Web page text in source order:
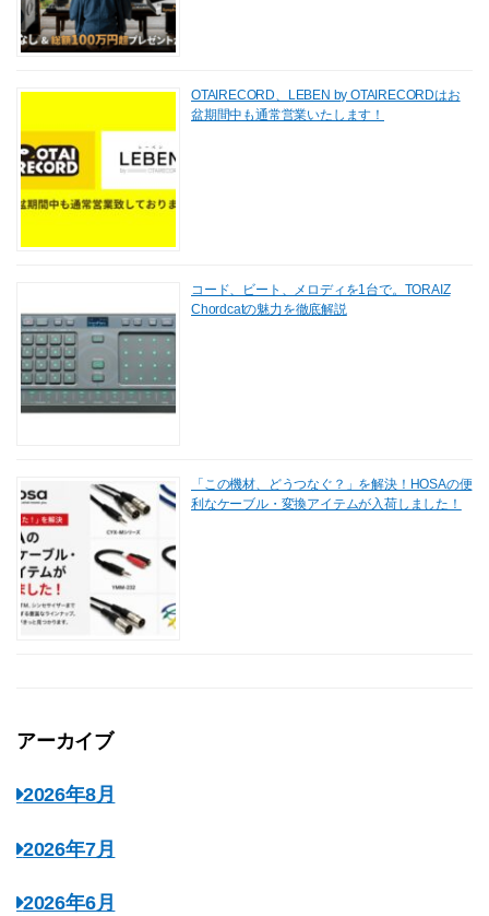
OTAIRECORD、LEBEN by OTAIRECORDはお
盆期間中も通常営業いたします！
コード、ビート、メロディを1台で。TORAIZ
Chordcatの魅力を徹底解説
「この機材、どうつなぐ？」を解決！HOSAの便
利なケーブル・変換アイテムが入荷しました！
アーカイブ
2026年8月
2026年7月
2026年6月